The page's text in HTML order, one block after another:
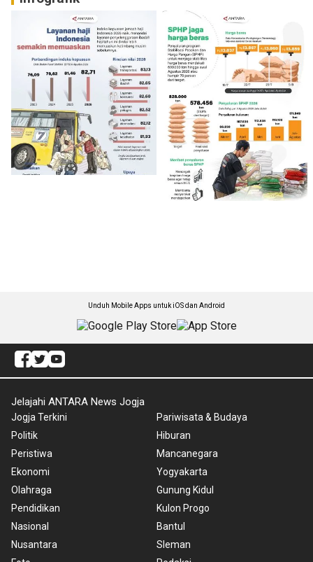
Unduh Mobile Apps untuk iOS dan Android
Jelajahi ANTARA News Jogja
Jogja Terkini
Politik
Peristiwa
Ekonomi
Olahraga
Pendidikan
Nasional
Nusantara
Pariwisata & Budaya
Hiburan
Mancanegara
Yogyakarta
Gunung Kidul
Kulon Progo
Bantul
Sleman